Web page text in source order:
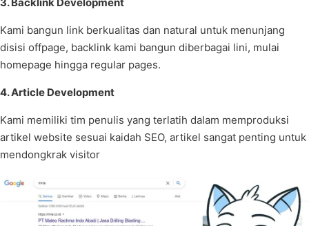
Kami bangun link berkualitas dan natural untuk menunjang
disisi offpage, backlink kami bangun diberbagai lini, mulai
homepage hingga regular pages.
4. Article Development
Kami memiliki tim penulis yang terlatih dalam memproduksi
artikel website sesuai kaidah SEO, artikel sangat penting untuk
mendongkrak visitor